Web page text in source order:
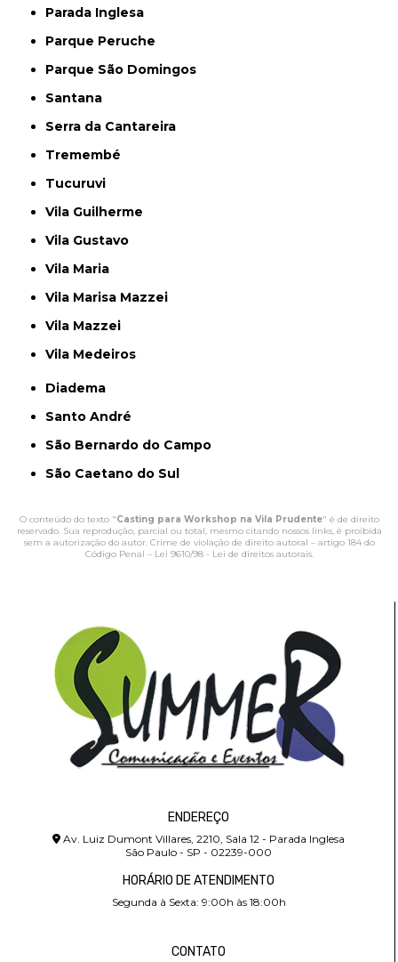
Parada Inglesa
Parque Peruche
Parque São Domingos
Santana
Serra da Cantareira
Tremembé
Tucuruvi
Vila Guilherme
Vila Gustavo
Vila Maria
Vila Marisa Mazzei
Vila Mazzei
Vila Medeiros
Diadema
Santo André
São Bernardo do Campo
São Caetano do Sul
O conteúdo do texto "Casting para Workshop na Vila Prudente" é de direito
reservado. Sua reprodução, parcial ou total, mesmo citando nossos links, é proibida
sem a autorização do autor. Crime de violação de direito autoral – artigo 184 do
Código Penal – Lei 9610/98 - Lei de direitos autorais.
ENDEREÇO
Av. Luiz Dumont Villares, 2210, Sala 12 - Parada Inglesa
São Paulo - SP - 02239-000
HORÁRIO DE ATENDIMENTO
Segunda à Sexta: 9:00h às 18:00h
CONTATO